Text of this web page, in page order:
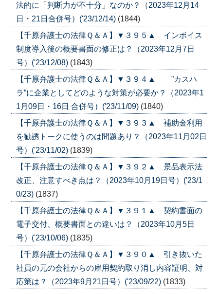
法的に「判断力が不十分」なのか？（2023年12月14
日・21日合併号）('23/12/14) (1844)
【千原弁護士の法律Ｑ＆Ａ】▼３９５▲ インボイス
制度導入後の概要書面の修正は？（2023年12月7日
号）('23/12/08) (1843)
【千原弁護士の法律Ｑ＆Ａ】▼３９４▲ ”カスハ
ラ”に企業としてどのような対策が必要か？（2023年1
1月09日・16日 合併号）('23/11/09) (1840)
【千原弁護士の法律Ｑ＆Ａ】▼３９３▲ 補助金利用
を勧誘トークに使うのは問題あり？（2023年11月02日
号）('23/11/02) (1839)
【千原弁護士の法律Ｑ＆Ａ】▼３９２▲ 景品表示法
改正、注意すべき点は？（2023年10月19日号）('23/1
0/23) (1837)
【千原弁護士の法律Ｑ＆Ａ】▼３９１▲ 契約書面の
電子交付、概要書面との違いは？（2023年10月5日
号）('23/10/06) (1835)
【千原弁護士の法律Ｑ＆Ａ】▼３９０▲ 引き抜いた
社員の元の会社からの雇用契約取り消し内容証明、対
応策は？（2023年9月21日号）('23/09/22) (1833)